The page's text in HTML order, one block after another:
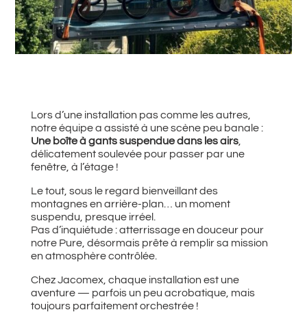
Lors d’une installation pas comme les autres,
notre équipe a assisté à une scène peu banale :
Une boîte à gants suspendue dans les airs,
délicatement soulevée pour passer par une
fenêtre, à l’étage !
Le tout, sous le regard bienveillant des
montagnes en arrière-plan… un moment
suspendu, presque irréel.
Pas d’inquiétude : atterrissage en douceur pour
notre Pure, désormais prête à remplir sa mission
en atmosphère contrôlée.
Chez Jacomex, chaque installation est une
aventure — parfois un peu acrobatique, mais
toujours parfaitement orchestrée !